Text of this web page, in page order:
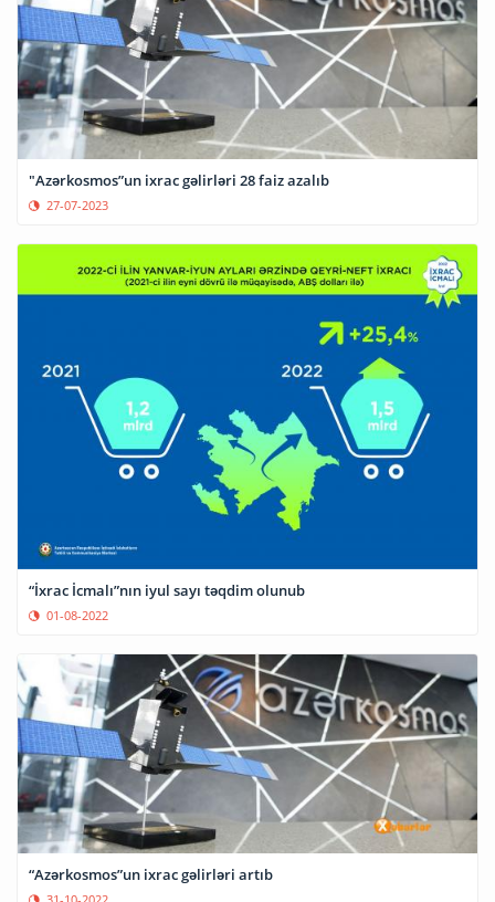
"Azərkosmos”un ixrac gəlirləri 28 faiz azalıb
27-07-2023
“İxrac İcmalı”nın iyul sayı təqdim olunub
01-08-2022
“Azərkosmos”un ixrac gəlirləri artıb
31-10-2022